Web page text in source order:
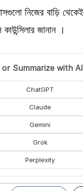
নিজের বাড়ি
জানান ।
or Summarize with AI
ChatGPT
Claude
Gemini
Grok
Perplexity